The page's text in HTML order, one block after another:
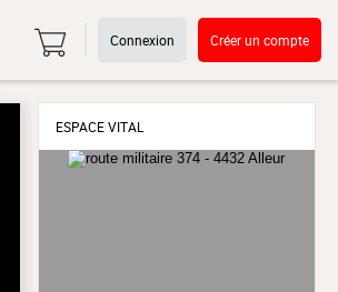
Connexion Créer un compte
ESPACE VITAL